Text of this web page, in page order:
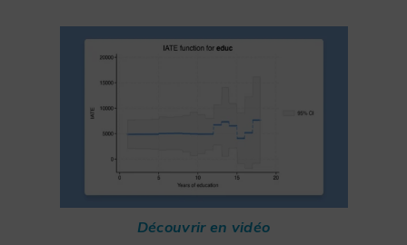
Découvrir en vidéo